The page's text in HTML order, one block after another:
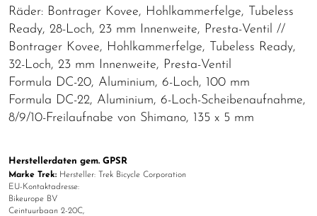
Räder: Bontrager Kovee, Hohlkammerfelge, Tubeless
Ready, 28-Loch, 23 mm Innenweite, Presta-Ventil //
Bontrager Kovee, Hohlkammerfelge, Tubeless Ready,
32-Loch, 23 mm Innenweite, Presta-Ventil
Formula DC-20, Aluminium, 6-Loch, 100 mm
Formula DC-22, Aluminium, 6-Loch-Scheibenaufnahme,
8/9/10-Freilaufnabe von Shimano, 135 x 5 mm
Herstellerdaten gem. GPSR
Marke Trek: Hersteller: Trek Bicycle Corporation
EU-Kontaktadresse:
Bikeurope BV
Ceintuurbaan 2-20C,